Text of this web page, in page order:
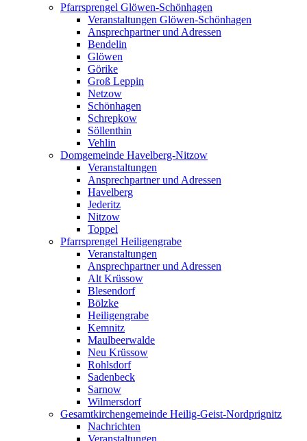
Pfarrsprengel Glöwen-Schönhagen
Veranstaltungen Glöwen-Schönhagen
Ansprechpartner und Adressen
Bendelin
Glöwen
Görike
Groß Leppin
Netzow
Schönhagen
Schrepkow
Söllenthin
Vehlin
Domgemeinde Havelberg-Nitzow
Veranstaltungen
Ansprechpartner und Adressen
Havelberg
Jederitz
Nitzow
Toppel
Pfarrsprengel Heiligengrabe
Veranstaltungen
Ansprechpartner und Adressen
Alt Krüssow
Blesendorf
Bölzke
Heiligengrabe
Kemnitz
Maulbeerwalde
Neu Krüssow
Rohlsdorf
Sadenbeck
Sarnow
Wilmersdorf
Gesamtkirchengemeinde Heilig-Geist-Nordprignitz
Nachrichten